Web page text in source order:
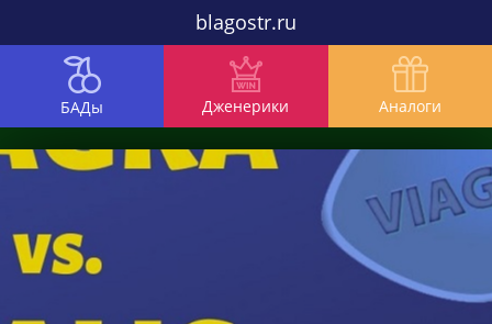
blagostr.ru
БАДы Дженерики Аналоги